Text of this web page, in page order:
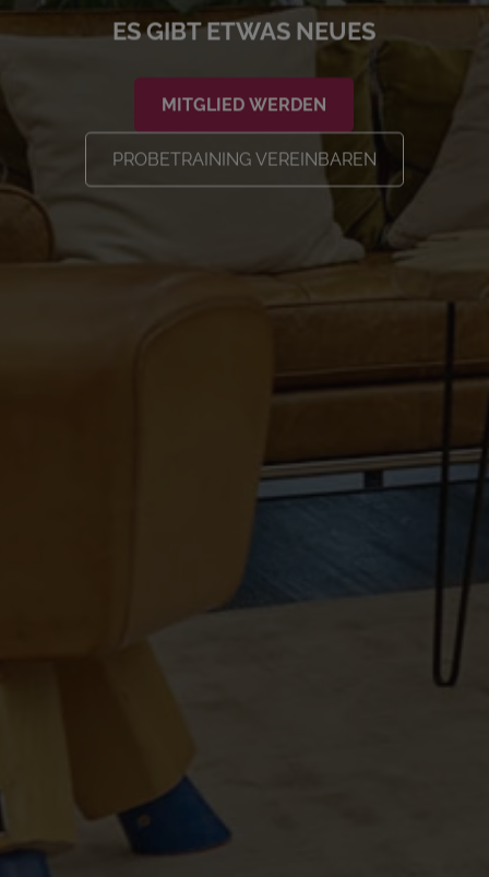
ES GIBT ETWAS NEUES
MITGLIED WERDEN
PROBETRAINING VEREINBAREN